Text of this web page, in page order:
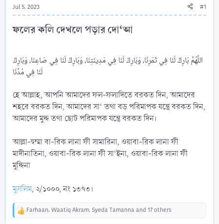
Jul 5, 2023 #1
ফলের কলি দেখলে পড়ার দো‘আ​
اللَّهُمَّ بَارِكْ لَنَا فِي ثَمَرِنَا، وَبَارِكْ لَنَا فِي مَدِينَتِنَا، وَبَارِكْ لَنَا فِي صَاعِنَا، وَبَارِكْ
لَنَا فِي مُدِّنَا
হে আল্লাহ, আপনি আমাদের ফল-ফলাদিতে বরকত দিন, আমাদের
শহরে বরকত দিন, আমাদের সা‘ তথা বড় পরিমাপক যন্ত্রে বরকত দিন,
আমাদের মুদ্দ তথা ছোট পরিমাপক যন্ত্রে বরকত দিন।
আল্লা-হুম্মা বা-রিক লানা ফী সামারিনা, ওয়াবা-রিক লানা ফী
মাদীনাতিনা, ওয়াবা-রিক লানা ফী সা‘ইনা, ওয়াবা-রিক লানা ফী
মুদ্দিনা
মুসলিম, ২/১০০০, নং ১৩৭৩।
R
Farhaan, Waatiq Akram, Syeda Tamanna and 17 others